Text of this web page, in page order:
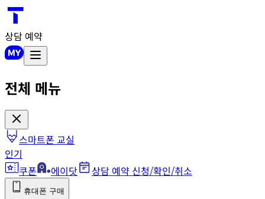
상담 예약
전체 메뉴
스마트폰 교실
인기
쿠폰
에이닷 상담 예약 신청/확인/취소
휴대폰 구매